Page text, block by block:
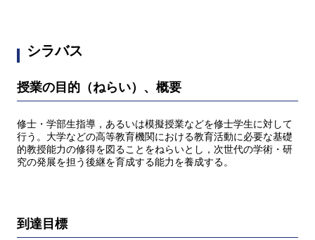
シラバス
授業の目的（ねらい）、概要
修士・学部生指導，あるいは模擬授業などを修士学生に対して
行う。大学などの高等教育機関における教育活動に必要な基礎
的教授能力の修得を図ることをねらいとし，次世代の学術・研
究の発展を担う後継を育成する能力を養成する。
到達目標